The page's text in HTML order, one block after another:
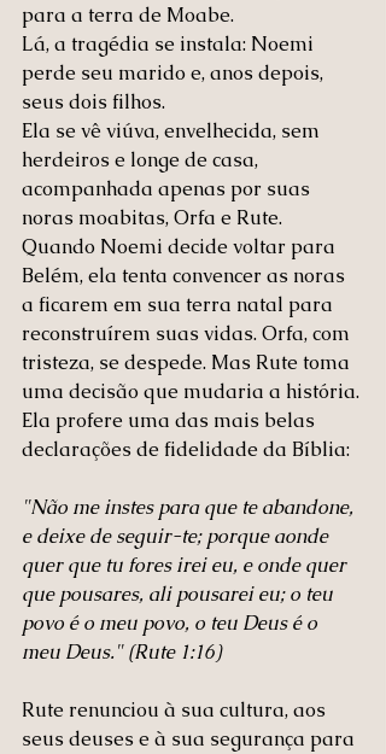
para a terra de Moabe.
Lá, a tragédia se instala: Noemi
perde seu marido e, anos depois,
seus dois filhos.
Ela se vê viúva, envelhecida, sem
herdeiros e longe de casa,
acompanhada apenas por suas
noras moabitas, Orfa e Rute.
Quando Noemi decide voltar para
Belém, ela tenta convencer as noras
a ficarem em sua terra natal para
reconstruírem suas vidas. Orfa, com
tristeza, se despede. Mas Rute toma
uma decisão que mudaria a história.
Ela profere uma das mais belas
declarações de fidelidade da Bíblia:
"Não me instes para que te abandone,
e deixe de seguir-te; porque aonde
quer que tu fores irei eu, e onde quer
que pousares, ali pousarei eu; o teu
povo é o meu povo, o teu Deus é o
meu Deus." (Rute 1:16)
Rute renunciou à sua cultura, aos
seus deuses e à sua segurança para